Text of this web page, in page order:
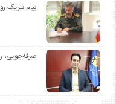
پیام تبریک
صرفه‌جویی،